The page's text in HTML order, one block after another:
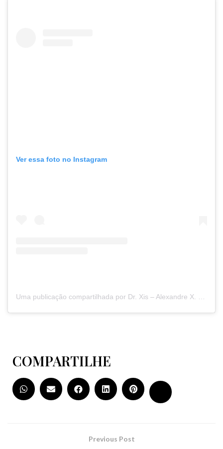
Ver essa foto no Instagram
COMPARTILHE
Previous Post